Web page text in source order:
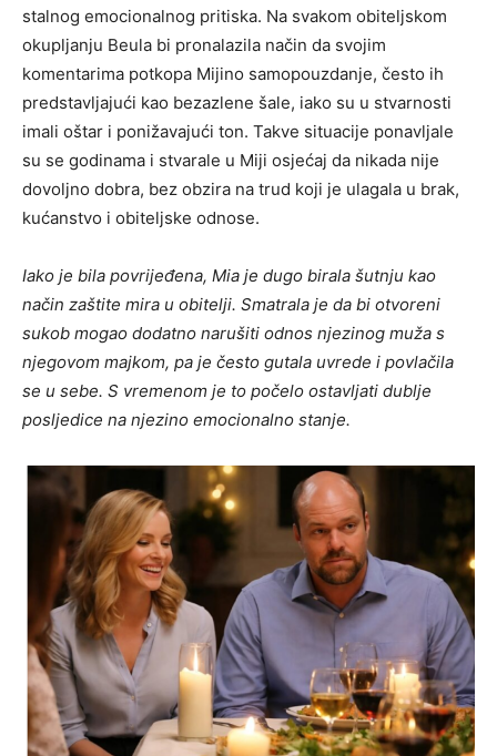
stalnog emocionalnog pritiska. Na svakom obiteljskom
okupljanju Beula bi pronalazila način da svojim
komentarima potkopa Mijino samopouzdanje, često ih
predstavljajući kao bezazlene šale, iako su u stvarnosti
imali oštar i ponižavajući ton. Takve situacije ponavljale
su se godinama i stvarale u Miji osjećaj da nikada nije
dovoljno dobra, bez obzira na trud koji je ulagala u brak,
kućanstvo i obiteljske odnose.
Iako je bila povrijeđena, Mia je dugo birala šutnju kao
način zaštite mira u obitelji. Smatrala je da bi otvoreni
sukob mogao dodatno narušiti odnos njezinog muža s
njegovom majkom, pa je često gutala uvrede i povlačila
se u sebe. S vremenom je to počelo ostavljati dublje
posljedice na njezino emocionalno stanje.